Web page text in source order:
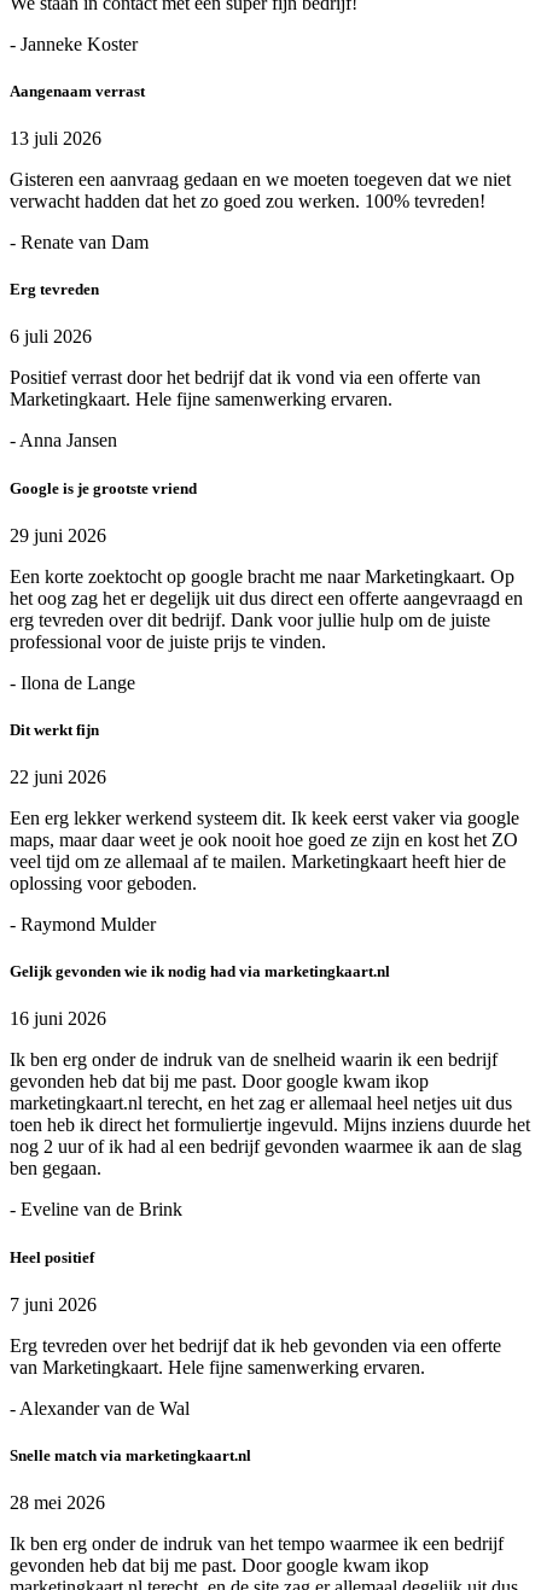
- Janneke Koster
Aangenaam verrast
13 juli 2026
Gisteren een aanvraag gedaan en we moeten toegeven dat we niet
verwacht hadden dat het zo goed zou werken. 100% tevreden!
- Renate van Dam
Erg tevreden
6 juli 2026
Positief verrast door het bedrijf dat ik vond via een offerte van
Marketingkaart. Hele fijne samenwerking ervaren.
- Anna Jansen
Google is je grootste vriend
29 juni 2026
Een korte zoektocht op google bracht me naar Marketingkaart. Op
het oog zag het er degelijk uit dus direct een offerte aangevraagd en
erg tevreden over dit bedrijf. Dank voor jullie hulp om de juiste
professional voor de juiste prijs te vinden.
- Ilona de Lange
Dit werkt fijn
22 juni 2026
Een erg lekker werkend systeem dit. Ik keek eerst vaker via google
maps, maar daar weet je ook nooit hoe goed ze zijn en kost het ZO
veel tijd om ze allemaal af te mailen. Marketingkaart heeft hier de
oplossing voor geboden.
- Raymond Mulder
Gelijk gevonden wie ik nodig had via marketingkaart.nl
16 juni 2026
Ik ben erg onder de indruk van de snelheid waarin ik een bedrijf
gevonden heb dat bij me past. Door google kwam ikop
marketingkaart.nl terecht, en het zag er allemaal heel netjes uit dus
toen heb ik direct het formuliertje ingevuld. Mijns inziens duurde het
nog 2 uur of ik had al een bedrijf gevonden waarmee ik aan de slag
ben gegaan.
- Eveline van de Brink
Heel positief
7 juni 2026
Erg tevreden over het bedrijf dat ik heb gevonden via een offerte
van Marketingkaart. Hele fijne samenwerking ervaren.
- Alexander van de Wal
Snelle match via marketingkaart.nl
28 mei 2026
Ik ben erg onder de indruk van het tempo waarmee ik een bedrijf
gevonden heb dat bij me past. Door google kwam ikop